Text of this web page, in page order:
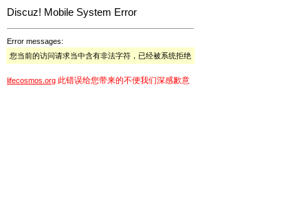
Discuz! Mobile System Error
Error messages:
您当前的访问请求当中含有非法字符，已经被系统拒绝
lifecosmos.org 此错误给您带来的不便我们深感歉意